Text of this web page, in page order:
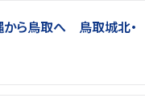
から鳥取へ 鳥取城北・